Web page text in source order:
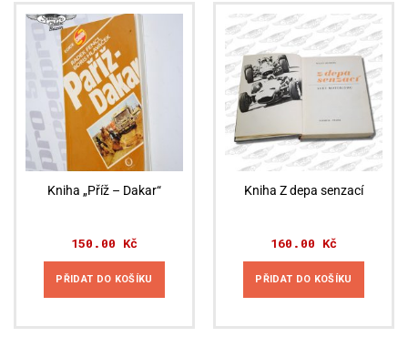
Kniha „Příž – Dakar“
150.00 Kč
PŘIDAT DO KOŠÍKU
Kniha Z depa senzací
160.00 Kč
PŘIDAT DO KOŠÍKU